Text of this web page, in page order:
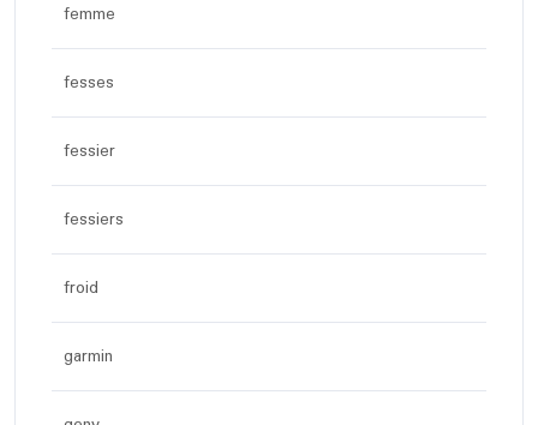
femme
fesses
fessier
fessiers
froid
garmin